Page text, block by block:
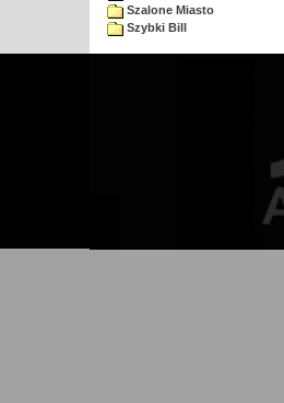
Szalone Miasto
Szybki Bill